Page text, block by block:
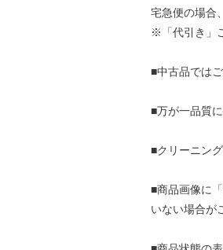
宅急便の場合
※「代引き」
■中古品では
■万が一品質
■クリーニング
■商品画像に
いない場合が